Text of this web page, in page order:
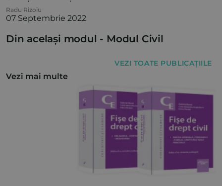
Radu Rizoiu
07 Septembrie 2022
Din același modul - Modul Civil
VEZI TOATE PUBLICAȚIILE
Vezi mai multe